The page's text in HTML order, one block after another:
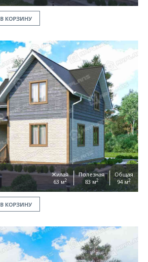
В КОРЗИНУ
Жилая
63 м2
Полезная
83 м2
Общая
94 м2
В КОРЗИНУ